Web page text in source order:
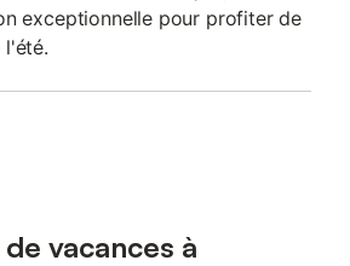
exceptionnelle pour profiter de
l'été.
vacances à